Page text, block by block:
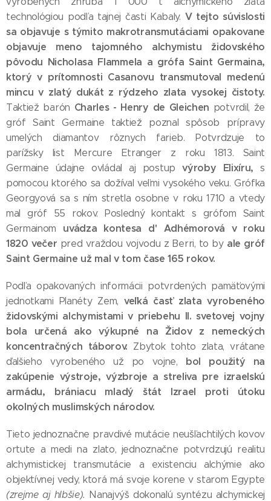
technológiou podľa tajnej časti Kabaly. V tejto súvislosti
sa objavuje s týmito makrotransmutáciami opakovane
objavuje meno tajomného alchymistu židovského
pôvodu Nicholasa Flammela a grófa Saint Germaina,
ktorý v prítomnosti Casanovu transmutoval medenú
mincu v zlatý dukát z rýdzeho zlata vysokej čistoty.
Taktiež barón Charles - Henry de Gleichen potvrdil, že
gróf Saint Germaine taktiež poznal spôsob prípravy
umelých diamantov rôznych farieb. Potvrdzuje to
parížsky list Mercure Etranger z roku 1813. Saint
Germaine údajne ovládal aj postupvýroby Elixíru,s
pomocou ktorého sa dožíval veľmi vysokého veku. Grófka
Georgyová sa s ním stretla osobne v roku 1710 a vtedy
mal gróf 55 rokov. Posledný kontakt s grófom Saint
Germainom uvádza kontesa d' Adhémorová v roku
1820 večer pred vraždou vojvodu z Berri, to by ale gróf
Saint Germaine už mal v tom čase 165 rokov.
Podľa opakovaných informácii potvrdených pamäťovými
jednotkami Planéty Zem, veľká časť zlata vyrobeného
židovskými alchymistami v priebehu II. svetovej vojny
bola určená ako výkupné na Židov z nemeckých
koncentračných táborov. Zbytok tohto zlata, vrátane
ďalšieho vyrobeného už po vojne, bol použitý na
zakúpenie výstroje, výzbroje a streliva pre izraelskú
armádu, brániacu mladý štát Izrael proti útoku
okolných muslimských národov.
Tieto jednoznačne pravdivé mutácie neušľachtilých kovov
ortute a medi na zlato, jednoznačne potvrdzujú realitu
alchymistickej transmutácie a existenciu alchýmie ako
objektívnej vedy, ktorá má svoje korene v starom Egypte
(zrejme aj hlbšie). Nanajvýš dokonalú syntézu alchymickej